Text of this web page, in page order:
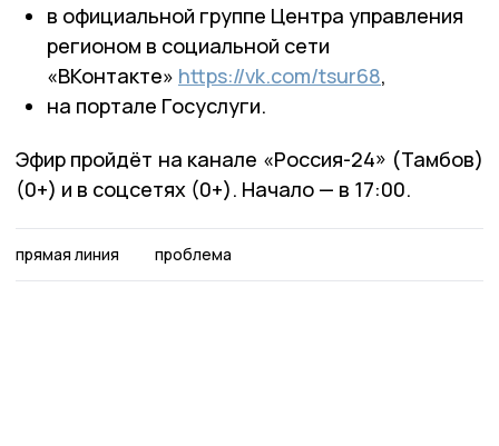
в официальной группе Центра управления
регионом в социальной сети
«ВКонтакте» https://vk.com/tsur68,
на портале Госуслуги.
Эфир пройдёт на канале «Россия-24» (Тамбов)
(0+) и в соцсетях (0+). Начало — в 17:00.
прямая линия проблема